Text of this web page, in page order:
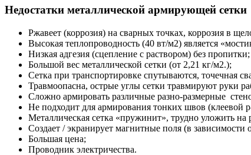
Недостатки металлической армирующей сетки
Ржавеет (коррозия) на сварных точках, коррозия в
Высокая теплопроводность (40 вт/м2) является
Низкая адгезия (сцепление с раствором) без пропитки;
Большой вес металлической сетки (от 2,21 кг/м2.);
Сетка при транспортировке спутываются, точечная
Травмоопасна, острые углы сетки травмируют руки
Сложно армировать различные разно-размерные
Не подходит для армирования тонких швов (клеевой
Металлическая сетка «пружинит», трудно уложить на
Создает / экранирует магнитные поля (в
Большая цена;
Проводник электричества.